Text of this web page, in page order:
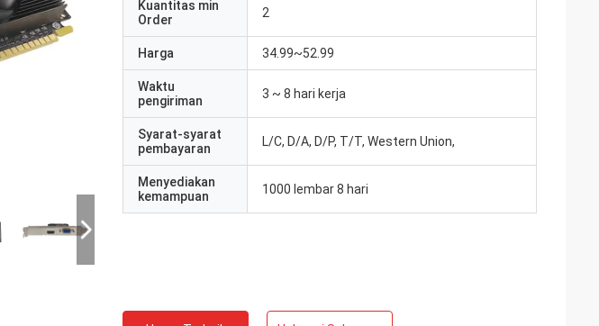
Kuantitas min
Order
2
Harga 34.99~52.99
Waktu
pengiriman
3 ~ 8 hari kerja
Syarat-syarat
pembayaran
L/C, D/A, D/P, T/T, Western Union,
Menyediakan
kemampuan
1000 lembar 8 hari